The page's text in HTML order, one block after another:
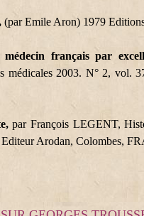
(par Emile Aron) 1979
français par
médicales 2003. N° 2, vol.
par François LEGENT,
Arodan, Colombes,